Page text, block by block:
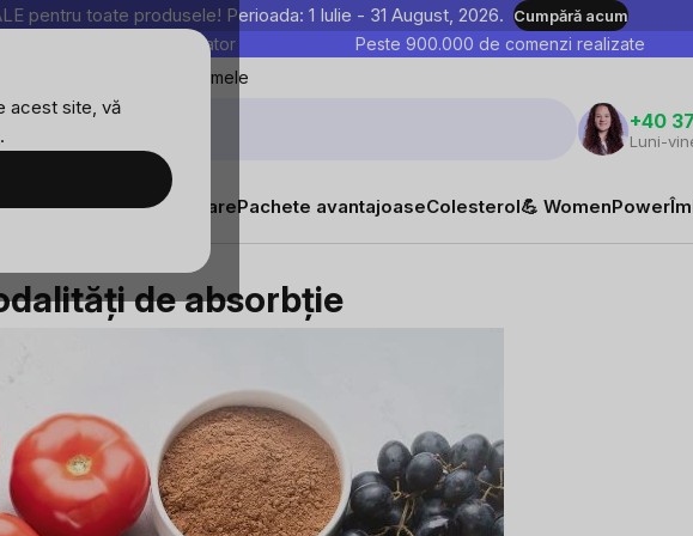
acest site, vă
.
pentru toate produsele! Perioada: 1 Iulie - 31 August, 2026. Cumpără acum
sunt testate în laborator Peste 900.000 de comenzi realizate
Favoritele mele
+40
Luni-
Suplimente alimentarePachete avantajoaseColesterol💪 WomenPower
de absorbție